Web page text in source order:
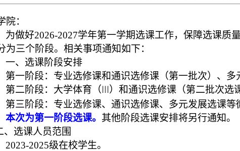
院：
为做好2026-2027学年第一学期选课工作， 保障选课质
为三个阶段。 相关事项通知如下：
一、 选课阶段安排
第一阶段：专业选修课和通识选修课（第一批次）、多
第二阶段：大学体育（Ⅲ）和通识选修课（第二批次选
第三阶段：专业选修课、通识选修课、多元发展选课等
本次为第一阶段选课。 其他阶段选课安排将另行通知。
选课人员范围
2023-2025级在校学生。